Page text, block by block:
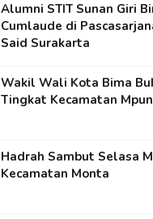
Alumni STIT Sunan Giri
Cumlaude di
Said Surakarta
Wakil Wali Kota Bima
Tingkat Kecamatan
Hadrah Sambut Selasa
Kecamatan Monta